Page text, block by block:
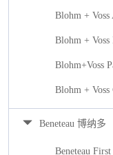
Blohm + Voss
Blohm +
Blohm+Voss
Blohm + Voss
Beneteau 博纳多
Beneteau